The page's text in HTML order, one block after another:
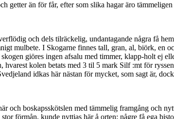
än för får, efter som slika hagar äro
och dels tilräckelig, undan­tagande några få
mulbete. I Skogarne finnes tall, gran, al, biörk, en
giöres ingen afsalu med timmer, klapp-holt ej
kolen betats med 3 til 5 mark Silf :mt för
idkas här nästan för mycket, som sagt är,
och boskapsskötslen med tämmelig framgång och
förmån, kunde nyttias här å orten; någre få ega